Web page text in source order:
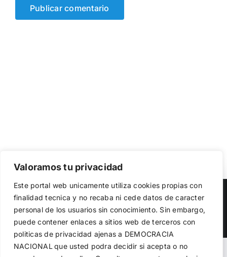
Valoramos tu privacidad
Este portal web unicamente utiliza cookies propias con
finalidad tecnica y no recaba ni cede datos de caracter
personal de los usuarios sin conocimiento. Sin embargo,
puede contener enlaces a sitios web de terceros con
politicas de privacidad ajenas a DEMOCRACIA
NACIONAL que usted podra decidir si acepta o no
Copyright 2023 | Democracia Nacional | All Rights Reserved
Facebook
TwitterInstagram
el funcionamiento de la web, medir su uso y mejorar
nuestros servicios. Puede aceptar todas las cookies,
rechazar las no necesarias o configurar sus preferencias.
Política de cookies
Aceptar todo